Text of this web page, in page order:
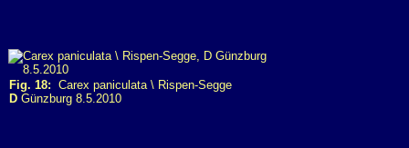
Fig. 18: Carex paniculata \ Rispen-Segge
D Günzburg 8.5.2010